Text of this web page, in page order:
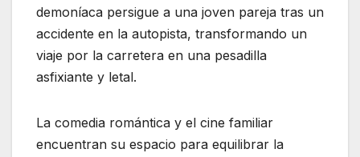
demoníaca persigue a una joven pareja tras un
accidente en la autopista, transformando un
viaje por la carretera en una pesadilla
asfixiante y letal.
La comedia romántica y el cine familiar
encuentran su espacio para equilibrar la